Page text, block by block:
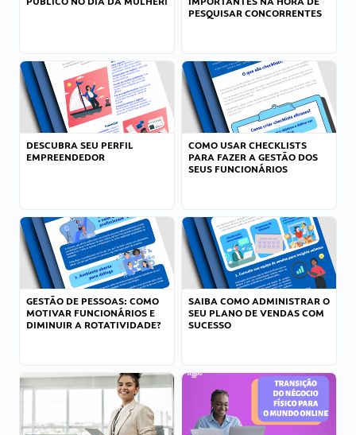
PESQUISAR CONCORRENTES
DESCUBRA SEU PERFIL
EMPREENDEDOR
COMO USAR CHECKLISTS
PARA FAZER A GESTÃO DOS
SEUS FUNCIONÁRIOS
GESTÃO DE PESSOAS: COMO
MOTIVAR FUNCIONÁRIOS E
DIMINUIR A ROTATIVIDADE?
SAIBA COMO ADMINISTRAR O
SEU PLANO DE VENDAS COM
SUCESSO